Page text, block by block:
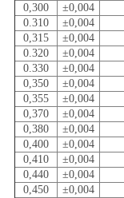
0,300
±0,004
0.310
±0,004
0,315
±0,004
0.320
±0,004
0.330
±0,004
0,350
±0,004
0,355
±0,004
0,370
±0,004
0,380
±0,004
0,400
±0,004
0,410
±0,004
0,440
±0,004
0,450
±0,004